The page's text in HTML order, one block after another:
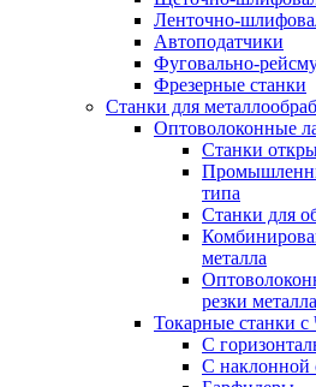
Ленточно-
Автоподатчики
Фуговально-
Фрезерные станки
Станки для
Оптоволоконные
Станки
типа
Станки для
металла
резки металла
Токарные станки
С
С наклонной